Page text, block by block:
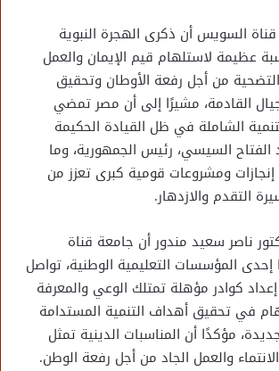
السويس أن ذكرى الهجرة النبوية
عظيمة لاستلهام قيم الإيمان والعمل
من أجل رفعة الأوطان وتحقيق
القادمة، مشيرًا إلى أن مصر تمضي
الشاملة في ظل القيادة الحكيمة
الفتاح السيسي، رئيس الجمهورية، وما
ومشروعات قومية كبرى تعزز من
التقدم والازدهار.
ناصر سعيد مندور أن جامعة قناة
إحدى المؤسسات التعليمية الوطنية، تواصل
كوادر مؤهلة تمتلك الوعي والمعرفة
في تحقيق أهداف التنمية المستدامة
مؤكدًا أن المناسبات الدينية تمثل
والعمل الجاد من أجل رفعة الوطن.